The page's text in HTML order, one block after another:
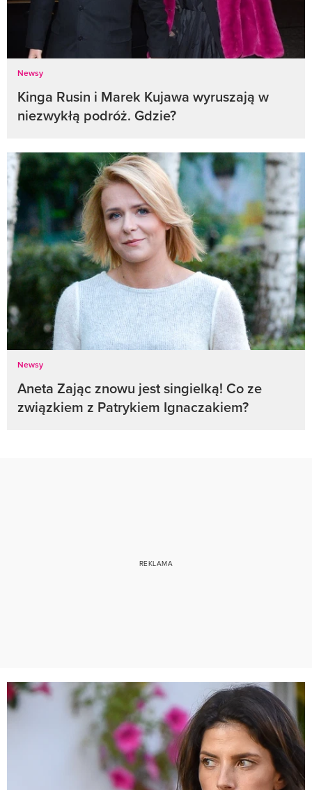
Newsy
Kinga Rusin i Marek Kujawa wyruszają w
niezwykłą podróż. Gdzie?
Newsy
Aneta Zając znowu jest singielką! Co ze
związkiem z Patrykiem Ignaczakiem?